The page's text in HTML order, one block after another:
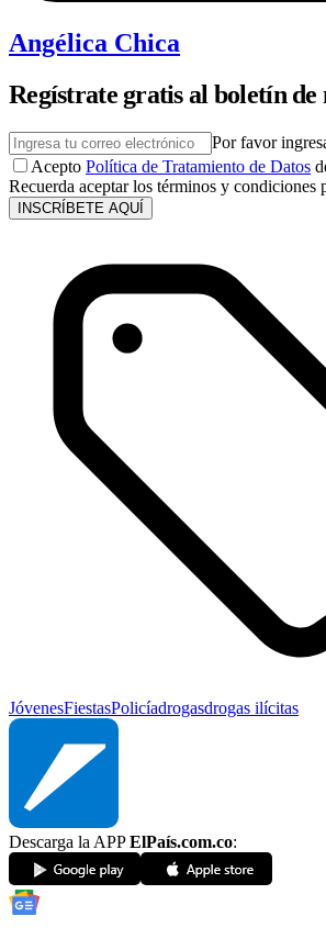
Angélica Chica
Regístrate gratis al boletín de
Por favor
Acepto Política de Tratamiento de Datos
Recuerda aceptar los términos y condiciones
INSCRÍBETE AQUÍ
JóvenesFiestasPolicíadrogasdrogas ilícitas
Descarga la APPElPaís.com.co: